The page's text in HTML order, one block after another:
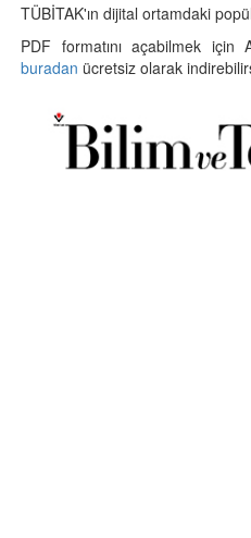
TÜBİTAK'ın dijital ortamdaki
PDF formatını açabilmek
buradan ücretsiz olarak